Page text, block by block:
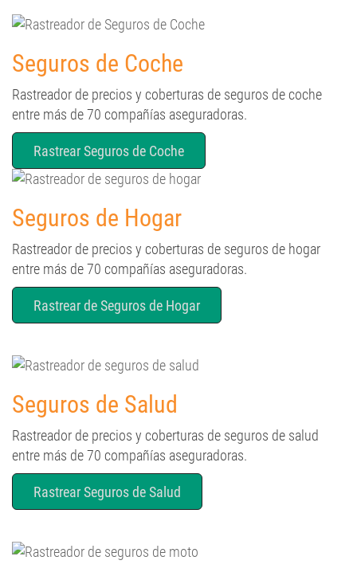
Seguros de Coche
Rastreador de precios y coberturas de seguros de coche
entre más de 70 compañías aseguradoras.
Rastrear Seguros de Coche
Seguros de Hogar
Rastreador de precios y coberturas de seguros de hogar
entre más de 70 compañías aseguradoras.
Rastrear de Seguros de Hogar
Seguros de Salud
Rastreador de precios y coberturas de seguros de salud
entre más de 70 compañías aseguradoras.
Rastrear Seguros de Salud